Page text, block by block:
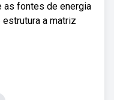
as fontes de energia
a matriz